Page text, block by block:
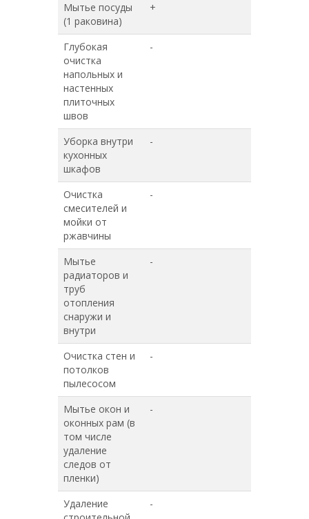
Мытье посуды
(1 раковина)
+
Глубокая
очистка
напольных и
настенных
плиточных
швов
-
Уборка внутри
кухонных
шкафов
-
Очистка
смесителей и
мойки от
ржавчины
-
Мытье
радиаторов и
труб
отопления
снаружи и
внутри
-
Очистка стен и
потолков
пылесосом
-
Мытье окон и
оконных рам (в
том числе
удаление
следов от
пленки)
-
Удаление
-